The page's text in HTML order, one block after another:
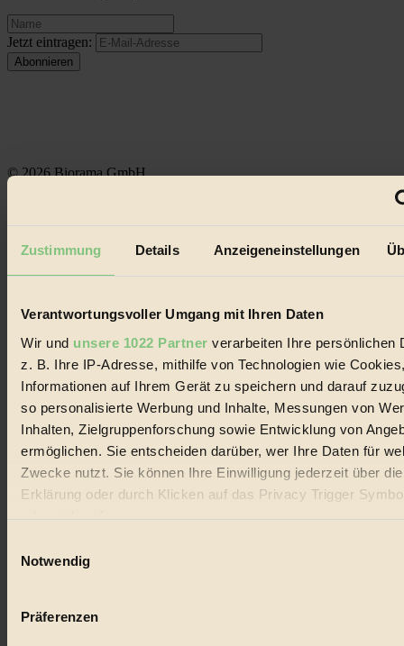
Zustimmung Details Anzeigeneinstellungen
Verantwortungsvoller Umgang mit Ihren Daten
Wir und unsere 1022 Partner verarbeiten Ihre persönlichen
z. B. Ihre IP-Adresse, mithilfe von Technologien wie
Informationen auf Ihrem Gerät zu speichern und darauf
so personalisierte Werbung und Inhalte, Messungen von
Inhalten, Zielgruppenforschung sowie Entwicklung von
ermöglichen. Sie entscheiden darüber, wer Ihre Daten für
Zwecke nutzt. Sie können Ihre Einwilligung jederzeit über
Erklärung oder durch Klicken auf das Privacy Trigger
oder widerrufen
Wenn Sie es erlauben, würden wir auch gerne:
Ihr Gerät durch aktives Scannen nach bestimmten
Notwendig
Präferenzen
Jetzt eintragen:
© 2026 Biorama GmbH
Handels mit Bioprodukten, des Fair-Trade sowie der Branche
Social Media
22.601 Fans auf Facebook
3.415 Follower auf Twitter
Folge uns auf Instagram
Themen
Bio
Vegan